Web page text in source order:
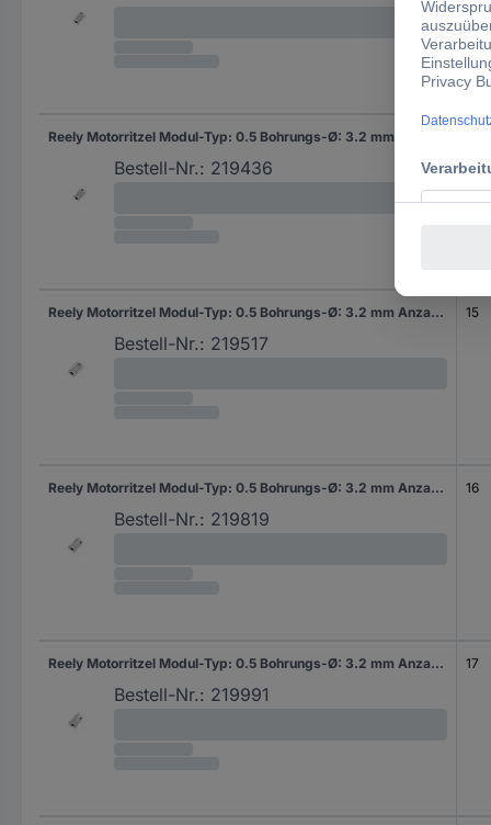
Bestell-Nr.: 219436
Reely Motorritzel Modul-Typ: 0.5 Bohrungs-Ø: 3.2 mm Anzahl Zähne: 15
Bestell-Nr.: 219517
15
Reely Motorritzel Modul-Typ: 0.5 Bohrungs-Ø: 3.2 mm Anzahl Zähne: 16
Bestell-Nr.: 219819
16
Reely Motorritzel Modul-Typ: 0.5 Bohrungs-Ø: 3.2 mm Anzahl Zähne: 17
Bestell-Nr.: 219991
17